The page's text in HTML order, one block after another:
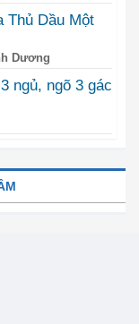
Thủ Dầu Một
Dương
ngủ, ngõ 3 gác